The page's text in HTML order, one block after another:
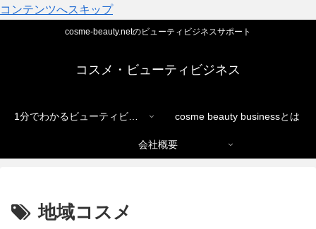
コンテンツへスキップ
cosme-beauty.netのビューティビジネスサポート
コスメ・ビューティビジネス
1分でわかるビューティビジネス cosme beauty businessとは
会社概要
地域コスメ